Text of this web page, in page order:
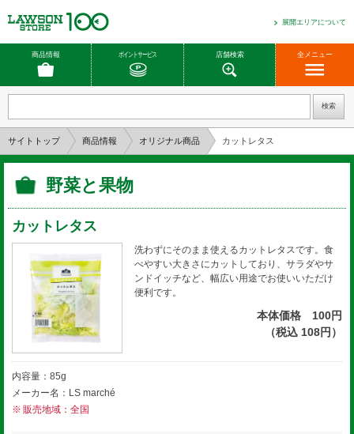
展開エリアについて
商品情報 ポイントサービス 店舗検索 全メニュー
サイトトップ 商品情報 オリジナル商品 カットレタス
野菜と果物
カットレタス
洗わずにそのまま使えるカットレタスです。食
べやすい大きさにカットしており、サラダやサ
ンドイッチなど、幅広い用途でお使いいただけ
便利です。
本体価格 100円
（税込 108円）
内容量：85g
メーカー名：LS marché
販売地域：全国